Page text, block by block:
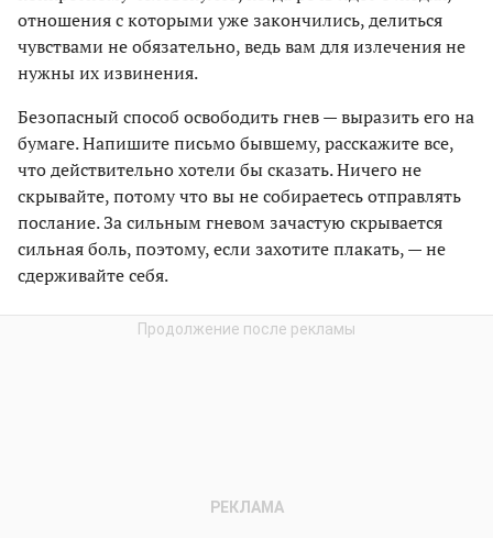
отношения с которыми уже закончились, делиться
чувствами не обязательно, ведь вам для излечения не
нужны их извинения.
Безопасный способ освободить гнев — выразить его на
бумаге. Напишите письмо бывшему, расскажите все,
что действительно хотели бы сказать. Ничего не
скрывайте, потому что вы не собираетесь отправлять
послание. За сильным гневом зачастую скрывается
сильная боль, поэтому, если захотите плакать, — не
сдерживайте себя.